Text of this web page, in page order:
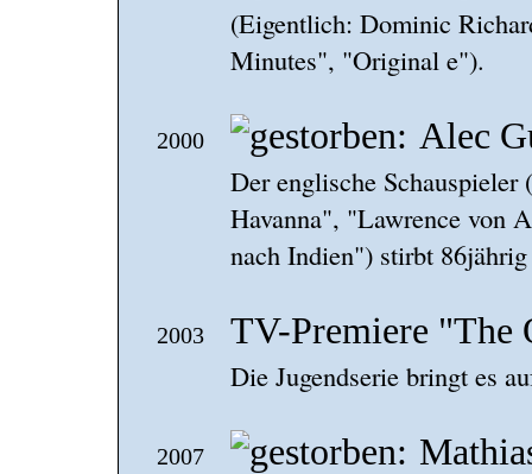
(Eigentlich: Dominic
Minutes", "Original e").
2000 Alec
Der englische
Havanna", "Lawrence von
nach Indien") stirbt
2003 TV-Premiere "The
Die Jugendserie bringt es
2007